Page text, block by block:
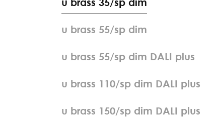
u brass 55/sp dim
u brass 55/sp dim DAL I plus
u brass 1 10/sp dim DAL I plus
u brass 150/sp dim DAL I plus